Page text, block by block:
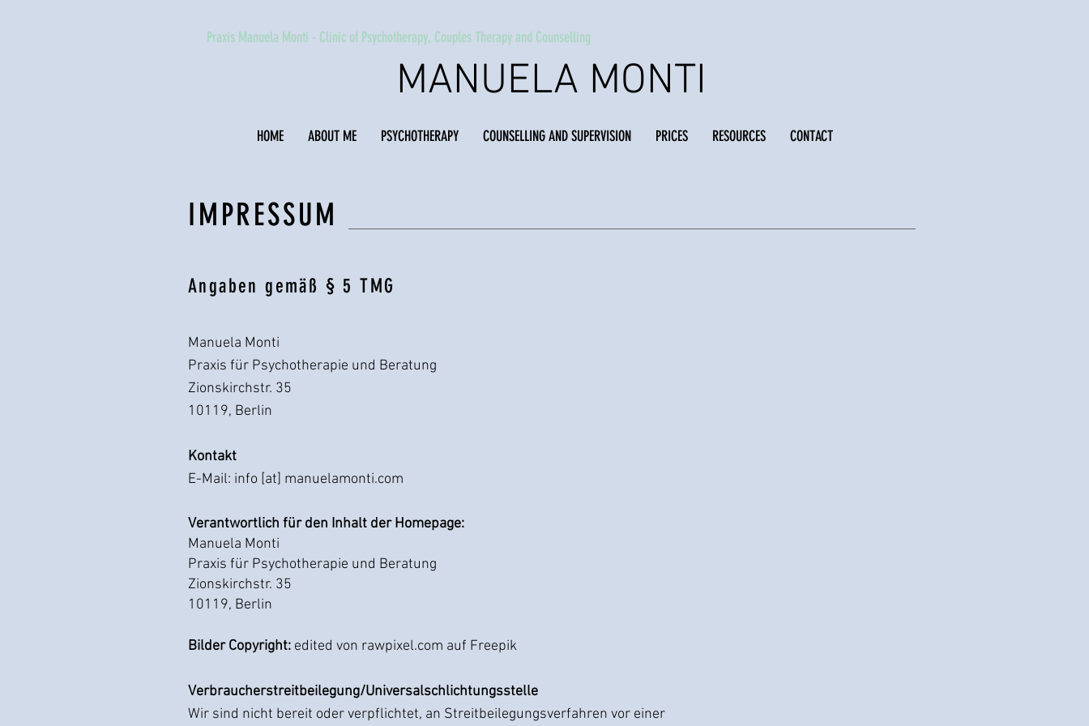
Praxis Manuela Monti - Clinic of Psychotherapy, Couples Therapy and Counselling
MANUELA MONTI
HOME ABOUT ME PSYCHOTHERAPY COUNSELLING AND SUPERVISION PRICES RESOURCES CONTACT
IMPRESSUM
Angaben gemäß § 5 TMG
Manuela Monti
Praxis für Psychotherapie und Beratung
Zionskirchstr. 35
10119, Berlin
Kontakt
E-Mail: info [at] manuelamonti.com
Verantwortlich für den Inhalt der Homepage:
Manuela Monti
Praxis für Psychotherapie und Beratung
Zionskirchstr. 35
10119, Berlin
Bilder Copyright: edited von rawpixel.com auf Freepik
Verbraucherstreitbeilegung/Universalschlichtungsstelle
Wir sind nicht bereit oder verpflichtet, an Streitbeilegungsverfahren vor einer